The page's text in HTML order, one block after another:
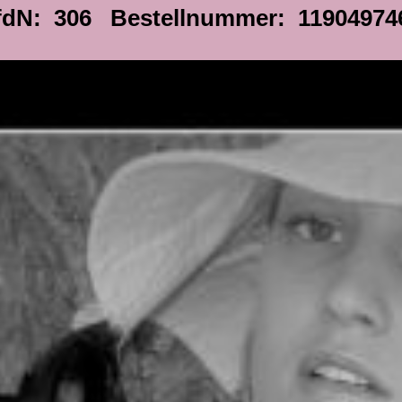
306 Bestellnummer: